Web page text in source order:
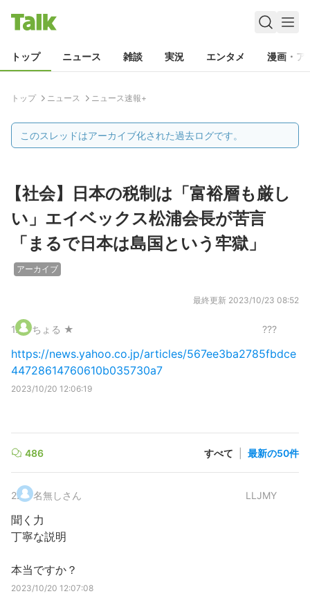
トップ ニュース 雑談 実況 エンタメ 漫画・ア
トップ ニュース ニュース速報+
このスレッドはアーカイブ化された過去ログです。
【社会】日本の税制は「富裕層も厳し
い」エイベックス松浦会長が苦言
「まるで日本は島国という牢獄」
アーカイブ
最終更新 2023/10/23 08:52
1. ちょる ★ ???
https://news.yahoo.co.jp/articles/567ee3ba2785fbdce
44728614760610b035730a7
2023/10/20 12:06:19
486 すべて 最新の50件
2. 名無しさん LLJMY
聞く力
丁寧な説明
本当ですか？
2023/10/20 12:07:08